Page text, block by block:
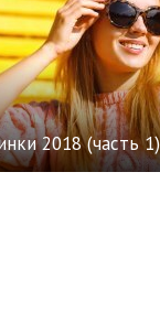
2018 (часть